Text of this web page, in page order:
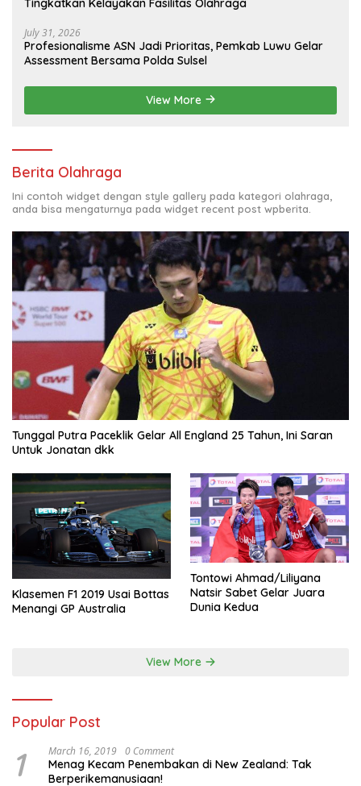
July 31, 2026
Profesionalisme ASN Jadi Prioritas, Pemkab Luwu Gelar
Assessment Bersama Polda Sulsel
View More
Berita Olahraga
Ini contoh widget dengan style gallery pada kategori olahraga,
anda bisa mengaturnya pada widget recent post wpberita.
Tunggal Putra Paceklik Gelar All England 25 Tahun, Ini Saran
Untuk Jonatan dkk
Klasemen F1 2019 Usai Bottas
Menangi GP Australia
Tontowi Ahmad/Liliyana
Natsir Sabet Gelar Juara
Dunia Kedua
View More
Popular Post
1 March 16, 2019 0 Comment
Menag Kecam Penembakan di New Zealand: Tak
Berperikemanusiaan!